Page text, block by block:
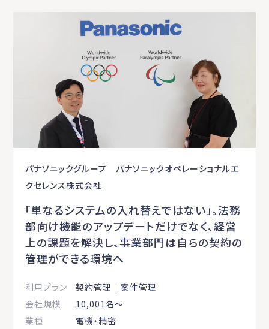
パナソニックグループ パナソニックオペレーショナルエ
クセレンス株式会社
「単なるシステムの⼊れ替えではない」。法務
部向け機能のアップデートだけでなく、経営
上の課題を解決し、事業部⾨は⾃らの契約の
管理ができる環境へ
利用プラン
契約管理｜案件管理
会社規模
10,001名〜
業種
電機・精密